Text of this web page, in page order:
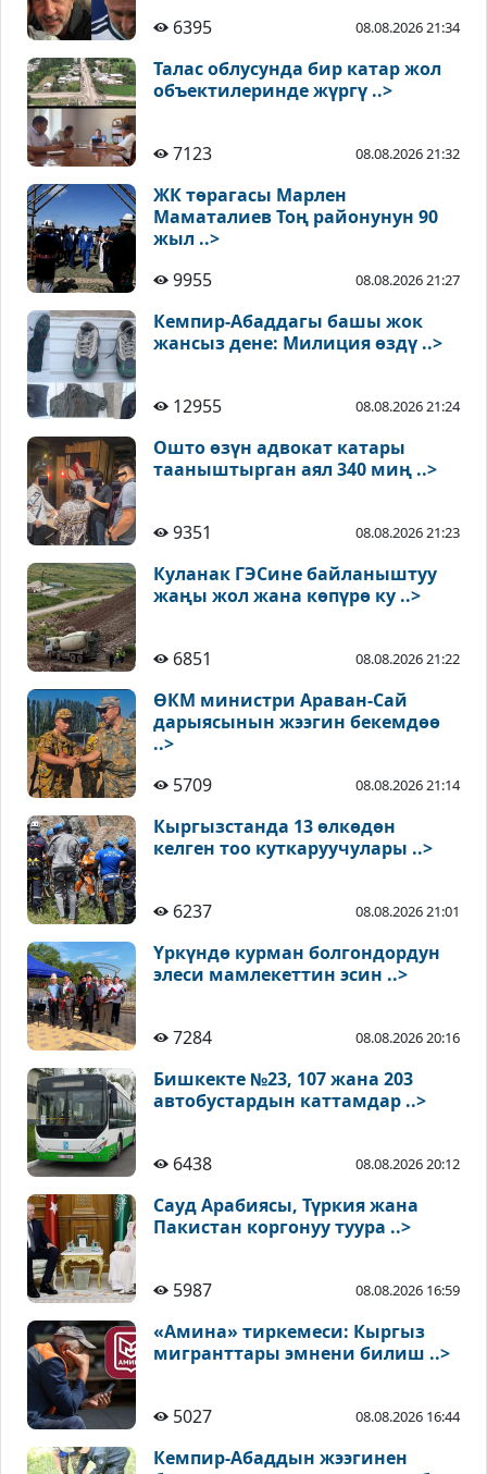
6395 08.08.2026 21:34
Талас облусунда бир катар жол
объектилеринде жүргү ..>
7123 08.08.2026 21:32
ЖК төрагасы Марлен
Маматалиев Тоң районунун 90
жыл ..>
9955
08.08.2026 21:27
Кемпир-Абаддагы башы жок
жансыз дене: Милиция өздү ..>
12955 08.08.2026 21:24
Ошто өзүн адвокат катары
тааныштырган аял 340 миң ..>
9351 08.08.2026 21:23
Куланак ГЭСине байланыштуу
жаңы жол жана көпүрө ку ..>
6851 08.08.2026 21:22
ӨКМ министри Араван-Сай
дарыясынын жээгин бекемдөө
..>
5709
08.08.2026 21:14
Кыргызстанда 13 өлкөдөн
келген тоо куткаруучулары ..>
6237 08.08.2026 21:01
Үркүндө курман болгондордун
элеси мамлекеттин эсин ..>
7284 08.08.2026 20:16
Бишкекте №23, 107 жана 203
автобустардын каттамдар ..>
6438 08.08.2026 20:12
Сауд Арабиясы, Түркия жана
Пакистан коргонуу туура ..>
5987 08.08.2026 16:59
«Амина» тиркемеси: Кыргыз
мигранттары эмнени билиш ..>
5027 08.08.2026 16:44
Кемпир-Абаддын жээгинен